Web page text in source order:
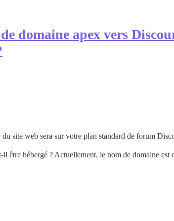
domaine apex vers
site web sera sur votre plan standard de forum
être hébergé ? Actuellement, le nom de domaine est